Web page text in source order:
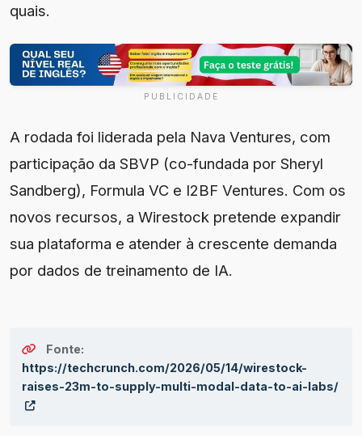
quais.
PUBLICIDADE
A rodada foi liderada pela Nava Ventures, com
participação da SBVP (co-fundada por Sheryl
Sandberg), Formula VC e I2BF Ventures. Com os
novos recursos, a Wirestock pretende expandir
sua plataforma e atender à crescente demanda
por dados de treinamento de IA.
Fonte:
https://techcrunch.com/2026/05/14/wirestock-
raises-23m-to-supply-multi-modal-data-to-ai-labs/